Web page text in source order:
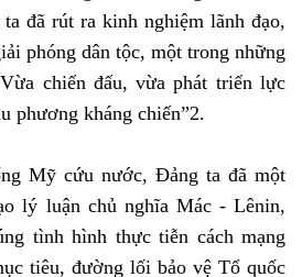
đã rút ra kinh nghiệm lãnh đạo,
phóng dân tộc, một trong những
chiến đấu, vừa phát triển lực
phương kháng chiến”2.
Mỹ cứu nước, Đảng ta đã một
lý luận chủ nghĩa Mác - Lênin,
tình hình thực tiễn cách mạng
tiêu, đường lối bảo vệ Tổ quốc